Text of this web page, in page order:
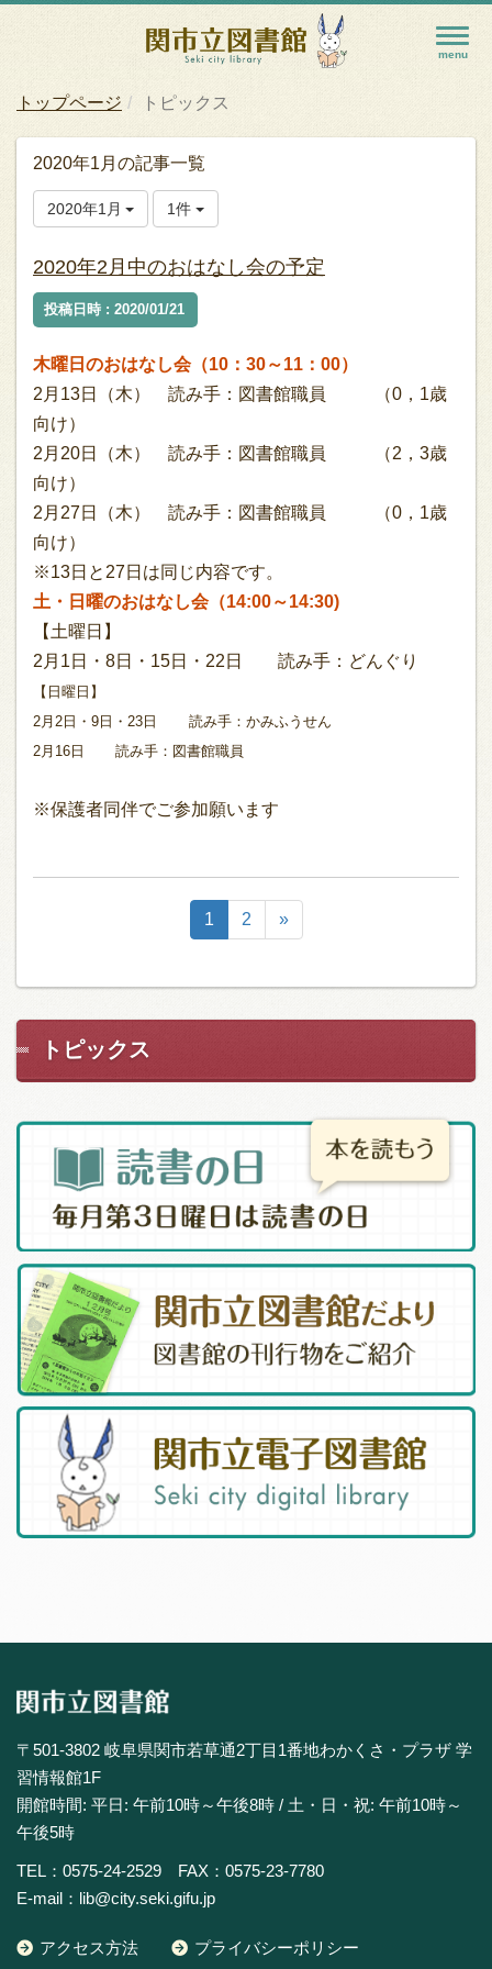
トップページ トピックス
2020年1月の記事一覧
2020年1月 1件
2020年2月中のおはなし会の予定
投稿日時 : 2020/01/21
木曜日のおはなし会（10：30～11：00）
2月13日（木） 読み手：図書館職員 （0，1歳
向け）
2月20日（木） 読み手：図書館職員 （2，3歳
向け）
2月27日（木） 読み手：図書館職員 （0，1歳
向け）
※13日と27日は同じ内容です。
土・日曜のおはなし会（14:00～14:30)
【土曜日】
2月1日・8日・15日・22日 読み手：どんぐり
【日曜日】
2月2日・9日・23日
読み手：かみふうせん
2月16日 読み手：図書館職員
※保護者同伴でご参加願います
1 2 »
トピックス
〒501-3802 岐阜県関市若草通2丁目1番地わかくさ・プラザ 学
習情報館1F
開館時間: 平日: 午前10時～午後8時 / 土・日・祝: 午前10時～
午後5時
TEL：0575-24-2529 FAX：0575-23-7780
E-mail：lib@city.seki.gifu.jp
アクセス方法 プライバシーポリシー